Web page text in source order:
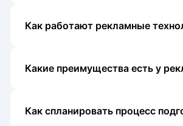
Как работают рекламные
Какие преимущества есть у
Как спланировать процесс